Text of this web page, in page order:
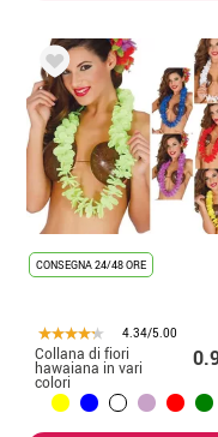
CONSEGNA 24/48 ORE
4.34/5.00
Collana di fiori
hawaiana in vari
colori